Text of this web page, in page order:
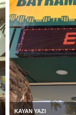
KAYAN YAZI